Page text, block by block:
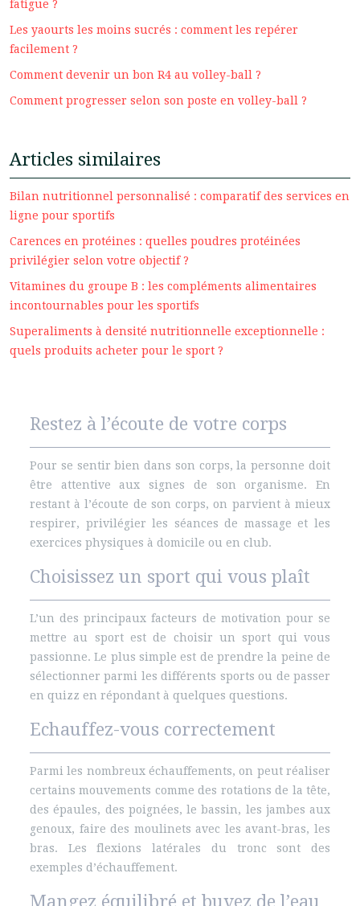
fatigue ?
Les yaourts les moins sucrés : comment les repérer
facilement ?
Comment devenir un bon R4 au volley-ball ?
Comment progresser selon son poste en volley-ball ?
Articles similaires
Bilan nutritionnel personnalisé : comparatif des services en
ligne pour sportifs
Carences en protéines : quelles poudres protéinées
privilégier selon votre objectif ?
Vitamines du groupe B : les compléments alimentaires
incontournables pour les sportifs
Superaliments à densité nutritionnelle exceptionnelle :
quels produits acheter pour le sport ?
Restez à l’écoute de votre corps
Pour se sentir bien dans son corps, la personne doit
être attentive aux signes de son organisme. En
restant à l’écoute de son corps, on parvient à mieux
respirer, privilégier les séances de massage et les
exercices physiques à domicile ou en club.
Choisissez un sport qui vous plaît
L’un des principaux facteurs de motivation pour se
mettre au sport est de choisir un sport qui vous
passionne. Le plus simple est de prendre la peine de
sélectionner parmi les différents sports ou de passer
en quizz en répondant à quelques questions.
Echauffez-vous correctement
Parmi les nombreux échauffements, on peut réaliser
certains mouvements comme des rotations de la tête,
des épaules, des poignées, le bassin, les jambes aux
genoux, faire des moulinets avec les avant-bras, les
bras. Les flexions latérales du tronc sont des
exemples d’échauffement.
Mangez équilibré et buvez de l’eau